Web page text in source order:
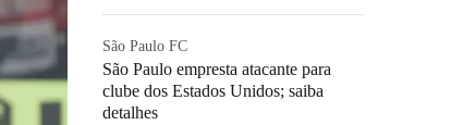
São Paulo FC
São Paulo empresta atacante para
clube dos Estados Unidos; saiba
detalhes